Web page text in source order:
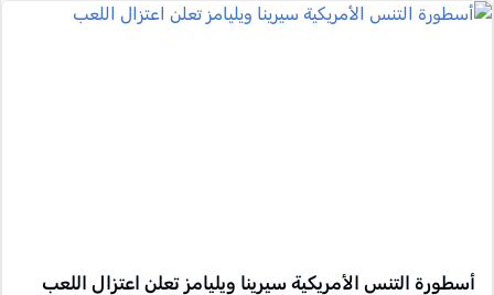
أسطورة التنس الأمريكية سيرينا ويليامز تعلن اعتزال اللعب